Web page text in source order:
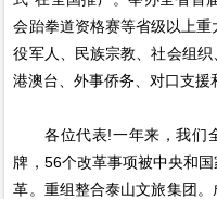
会跆拳道资格赛等省级以上
役军人、民族宗教、社会组织
港澳台、外事侨务、对口支援
各位代表!一年来，我们全
牌，56个改革事项被中央和
革。重组整合泰山文旅集团